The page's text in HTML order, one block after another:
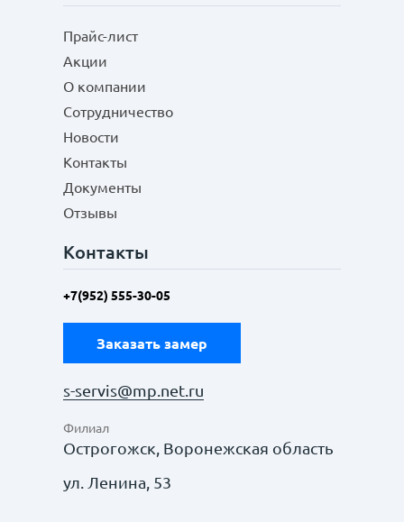
Прайс-лист
Акции
О компании
Сотрудничество
Новости
Контакты
Документы
Отзывы
Контакты
+7(952) 555-30-05
Заказать замер
s-servis@mp.net.ru
Филиал
Острогожск, Воронежская область
ул. Ленина, 53